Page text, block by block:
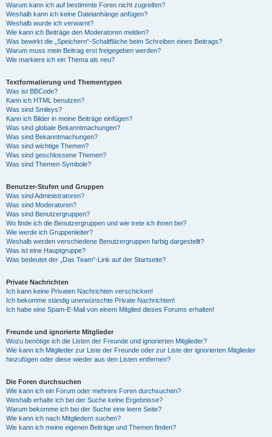
Warum kann ich auf bestimmte Foren nicht zugreifen?
Weshalb kann ich keine Dateianhänge anfügen?
Weshalb wurde ich verwarnt?
Wie kann ich Beiträge den Moderatoren melden?
Was bewirkt die „Speichern“-Schaltfläche beim Schreiben eines Beitrags?
Warum muss mein Beitrag erst freigegeben werden?
Wie markiere ich ein Thema als neu?
Textformatierung und Thementypen
Was ist BBCode?
Kann ich HTML benutzen?
Was sind Smileys?
Kann ich Bilder in meine Beiträge einfügen?
Was sind globale Bekanntmachungen?
Was sind Bekanntmachungen?
Was sind wichtige Themen?
Was sind geschlossene Themen?
Was sind Themen-Symbole?
Benutzer-Stufen und Gruppen
Was sind Administratoren?
Was sind Moderatoren?
Was sind Benutzergruppen?
Wo finde ich die Benutzergruppen und wie trete ich ihnen bei?
Wie werde ich Gruppenleiter?
Weshalb werden verschiedene Benutzergruppen farbig dargestellt?
Was ist eine Hauptgruppe?
Was bedeutet der „Das Team“-Link auf der Startseite?
Private Nachrichten
Ich kann keine Privaten Nachrichten verschicken!
Ich bekomme ständig unerwünschte Private Nachrichten!
Ich habe eine Spam-E-Mail von einem Mitglied dieses Forums erhalten!
Freunde und ignorierte Mitglieder
Wozu benötige ich die Listen der Freunde und ignorierten Mitglieder?
Wie kann ich Mitglieder zur Liste der Freunde oder zur Liste der ignorierten Mitglieder
hinzufügen oder diese wieder aus den Listen entfernen?
Die Foren durchsuchen
Wie kann ich ein Forum oder mehrere Foren durchsuchen?
Weshalb erhalte ich bei der Suche keine Ergebnisse?
Warum bekomme ich bei der Suche eine leere Seite?
Wie kann ich nach Mitgliedern suchen?
Wie kann ich meine eigenen Beiträge und Themen finden?